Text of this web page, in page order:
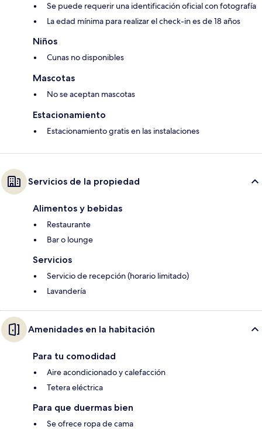
Se puede requerir una identificación oficial con fotografía
La edad mínima para realizar el check-in es de 18 años
Niños
Cunas no disponibles
Mascotas
No se aceptan mascotas
Estacionamiento
Estacionamiento gratis en las instalaciones
Servicios de la propiedad
Alimentos y bebidas
Restaurante
Bar o lounge
Servicios
Servicio de recepción (horario limitado)
Lavandería
Amenidades en la habitación
Para tu comodidad
Aire acondicionado y calefacción
Tetera eléctrica
Para que duermas bien
Se ofrece ropa de cama